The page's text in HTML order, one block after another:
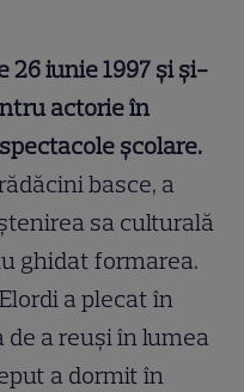
26 iunie 1997 și și-
actorie în
școlare.
basce, a
sa culturală
ghidat formarea.
a plecat în
a reuși în lumea
a dormit în